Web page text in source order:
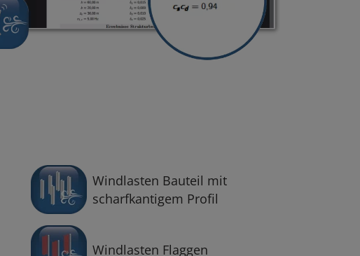
Windlasten Bauteil mit
scharfkantigem Profil
Windlasten Flaggen